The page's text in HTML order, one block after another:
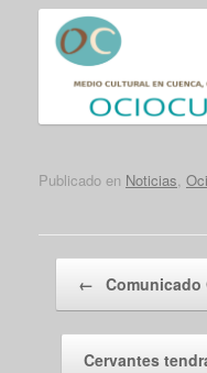
Publicado en Noticias
←
Cervantes